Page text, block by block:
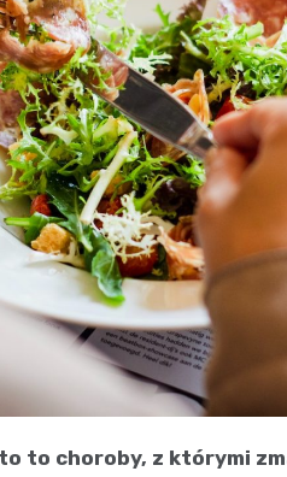
to choroby, z którymi